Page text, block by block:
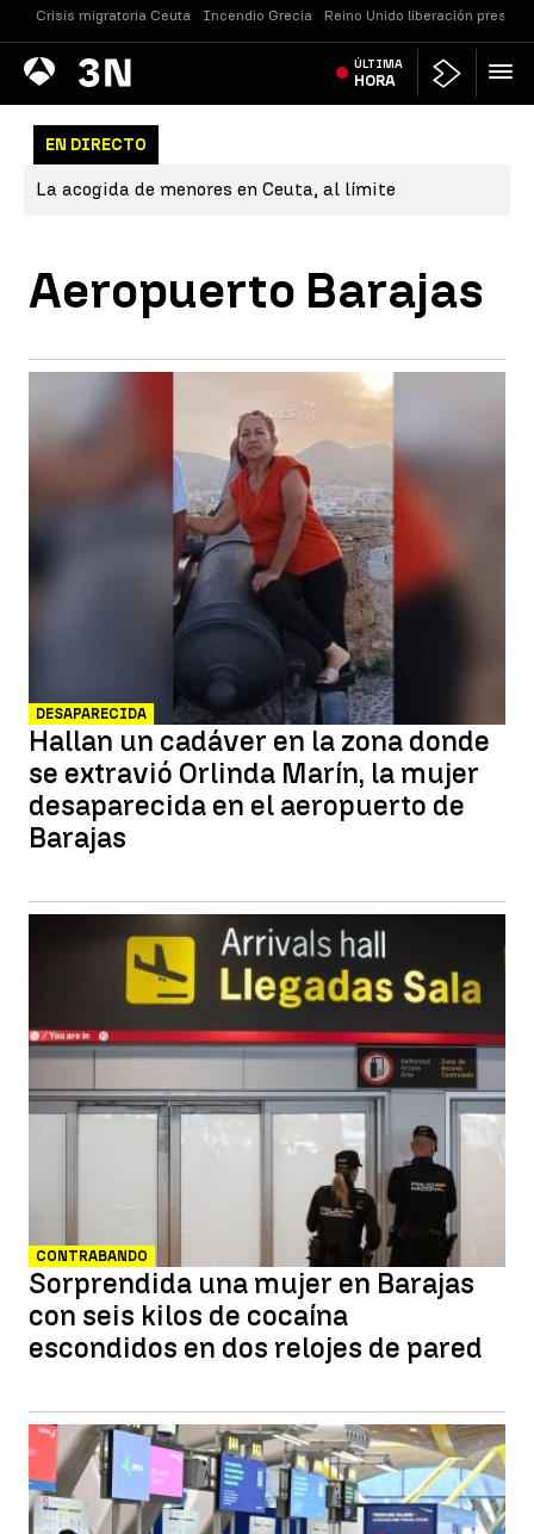
Crisis migratoria Ceuta Incendio Grecia Reino Unido liberación presos
Antena
3 Noticias ÚLTIMA
HORA
EN DIRECTO
La acogida de menores en Ceuta, al límite
Aeropuerto Barajas
DESAPARECIDA
Hallan un cadáver en la zona donde
se extravió Orlinda Marín, la mujer
desaparecida en el aeropuerto de
Barajas
CONTRABANDO
Sorprendida una mujer en Barajas
con seis kilos de cocaína
escondidos en dos relojes de pared